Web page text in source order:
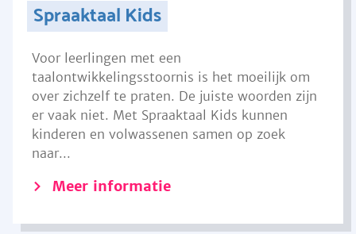
Spraaktaal Kids
Voor leerlingen met een
taalontwikkelingsstoornis is het moeilijk om
over zichzelf te praten. De juiste woorden zijn
er vaak niet. Met Spraaktaal Kids kunnen
kinderen en volwassenen samen op zoek
naar...
Meer informatie